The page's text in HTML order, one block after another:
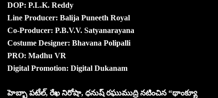
DOP: P.L.K. Reddy
Line Producer: Balija Puneeth Royal
Co-Producer: P.B.V.V. Satyanarayana
Costume Designer: Bhavana Polipalli
PRO: Madhu VR
Digital Promotion: Digital Dukanam
హెబ్బా పటేల్, రేఖ నిరోషా, ధనుష్ రఘుముద్రి నటించిన “థాంక్యూ